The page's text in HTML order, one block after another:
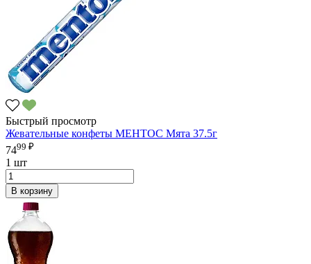
Быстрый просмотр
Жевательные конфеты МЕНТОС Мята 37.5г
7499 ₽
1 шт
В корзину